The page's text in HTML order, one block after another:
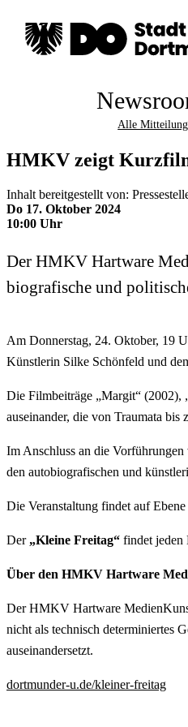
Alle
HMKV zeigt
Inhalt bereitgestellt von:
Do 17. Oktober 2024
10:00 Uhr
Der HMKV Hartware
biografische und
Am Donnerstag, 24. Oktober, 19
Künstlerin Silke Schönfeld und
Die Filmbeiträge „Margit“ (2002),
auseinander, die von Traumata
Im Anschluss an die
den autobiografischen und
Die Veranstaltung findet auf
Der „Kleine Freitag“ findet jeden
Über den HMKV Hartware
Der HMKV Hartware
nicht als technisch determiniertes
auseinandersetzt.
dortmunder-u.de/kleiner-freitag